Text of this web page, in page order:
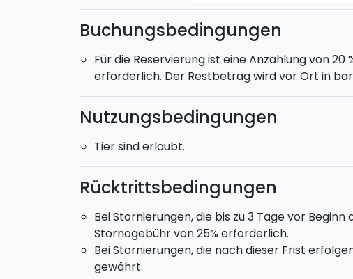
Buchungsbedingungen
Für die Reservierung ist eine Anzahlung von
erforderlich. Der Restbetrag wird vor Ort in
Nutzungsbedingungen
Tier sind erlaubt.
Rücktrittsbedingungen
Bei Stornierungen, die bis zu 3 Tage vor
Stornogebühr von 25% erforderlich.
Bei Stornierungen, die nach dieser Frist
gewährt.